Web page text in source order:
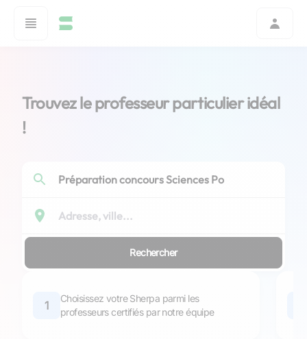
Trouvez le professeur particulier idéal
!
Rechercher
1
Choisissez votre Sherpa parmi les
professeurs certifiés par notre équipe